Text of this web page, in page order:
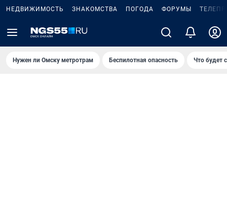
НЕДВИЖИМОСТЬ ЗНАКОМСТВА ПОГОДА ФОРУМЫ
Нужен ли Омску метротрам Беспилотная опасность Что будет